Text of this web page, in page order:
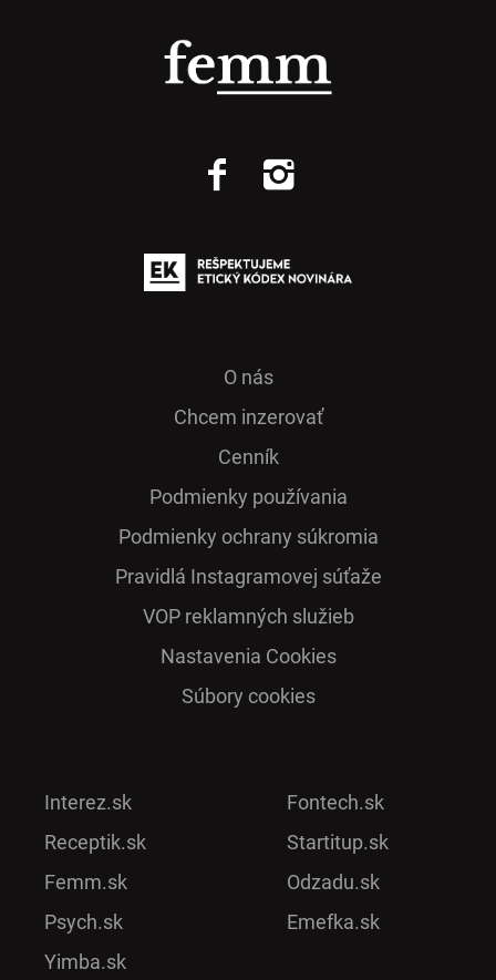
O nás
Chcem inzerovať
Cenník
Podmienky používania
Podmienky ochrany súkromia
Pra­vidlá Ins­ta­gra­mo­vej sú­ťaže
VOP reklamných služieb
Nastavenia Cookies
Súbory cookies
Interez.sk
Receptik.sk
Femm.sk
Psych.sk
Yimba.sk
Fontech.sk
Startitup.sk
Odzadu.sk
Emefka.sk